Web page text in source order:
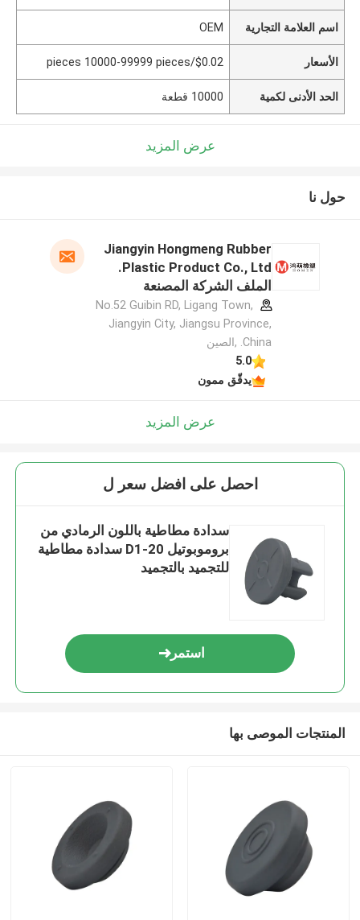
اسم العلامة التجارية OEM
الأسعار $0.02/pieces 10000-99999 pieces
الحد الأدنى لكمية 10000 قطعة
عرض المزيد
حول نا
Jiangyin Hongmeng Rubber
Plastic Product Co., Ltd.
الملف الشركة المصنعة
No.52 Guibin RD, Ligang Town,
Jiangyin City, Jiangsu Province,
China. ,الصين
5.0
يدقّق ممون
عرض المزيد
احصل على افضل سعر ل
سدادة مطاطية باللون الرمادي من
بروموبوتيل 20-D1 سدادة مطاطية
للتجميد بالتجميد
استمر
المنتجات الموصى بها